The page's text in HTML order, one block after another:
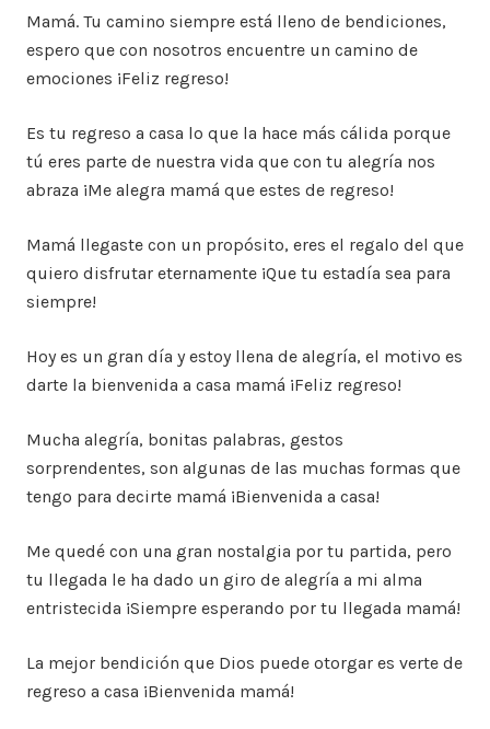
Mamá. Tu camino siempre está lleno de bendiciones,
espero que con nosotros encuentre un camino de
emociones ¡Feliz regreso!
Es tu regreso a casa lo que la hace más cálida porque
tú eres parte de nuestra vida que con tu alegría nos
abraza ¡Me alegra mamá que estes de regreso!
Mamá llegaste con un propósito, eres el regalo del que
quiero disfrutar eternamente ¡Que tu estadía sea para
siempre!
Hoy es un gran día y estoy llena de alegría, el motivo es
darte la bienvenida a casa mamá ¡Feliz regreso!
Mucha alegría, bonitas palabras, gestos
sorprendentes, son algunas de las muchas formas que
tengo para decirte mamá ¡Bienvenida a casa!
Me quedé con una gran nostalgia por tu partida, pero
tu llegada le ha dado un giro de alegría a mi alma
entristecida ¡Siempre esperando por tu llegada mamá!
La mejor bendición que Dios puede otorgar es verte de
regreso a casa ¡Bienvenida mamá!